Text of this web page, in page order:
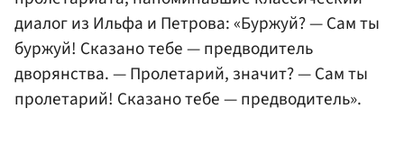
диалог из Ильфа и Петрова: «Буржуй? — Сам ты
буржуй! Сказано тебе — предводитель
дворянства. — Пролетарий, значит? — Сам ты
пролетарий! Сказано тебе — предводитель».